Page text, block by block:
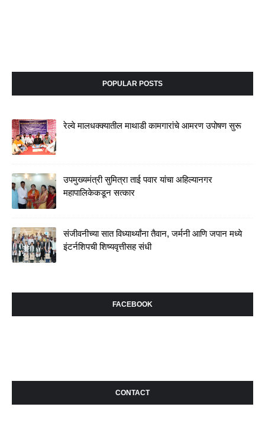
POPULAR POSTS
रेल्वे मालधक्क्यातील माथाडी कामगारांचे आमरण उपोषण सुरू
उपमुख्यमंत्री सुमित्रा ताई पवार यांचा अहिल्यानगर
महापालिकेकडून सत्कार
संजीवनीच्या सात विध्यार्थ्यांना तैवान, जर्मनी आणि जपान मध्ये
इंटर्नशिपची शिष्यवृत्तीसह संधी
FACEBOOK
CONTACT